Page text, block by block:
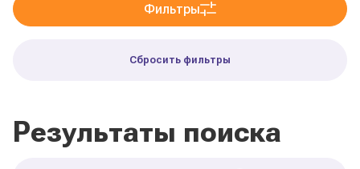
Фильтры
Сбросить фильтры
Результаты поиска